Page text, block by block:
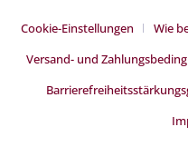
Cookie-Einstellungen Wie
Versand- und